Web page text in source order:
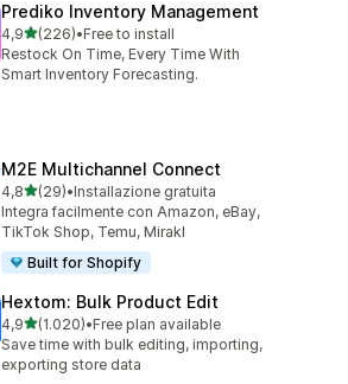
Prediko Inventory Management
4,9stelle su 5
(226)
226 recensioni totali
•Free to install
Restock On Time, Every Time With
Smart Inventory Forecasting.
M2E Multichannel Connect
4,8stelle su 5
(29)
29 recensioni totali
•Installazione gratuita
Integra facilmente con Amazon, eBay,
TikTok Shop, Temu, Mirakl
Built for Shopify
Hextom: Bulk Product Edit
4,9stelle su 5
(1.020)
1020 recensioni totali
•Free plan available
Save time with bulk editing, importing,
exporting store data